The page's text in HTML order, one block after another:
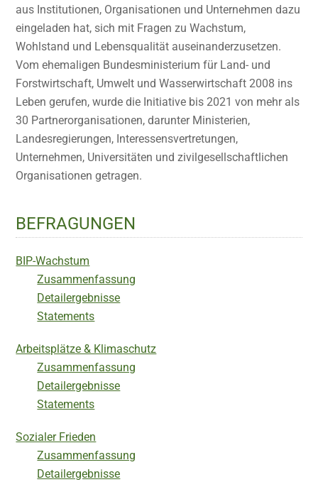
aus Institutionen, Organisationen und Unternehmen dazu
eingeladen hat, sich mit Fragen zu Wachstum,
Wohlstand und Lebensqualität auseinanderzusetzen.
Vom ehemaligen Bundesministerium für Land- und
Forstwirtschaft, Umwelt und Wasserwirtschaft 2008 ins
Leben gerufen, wurde die Initiative bis 2021 von mehr als
30 Partnerorganisationen, darunter Ministerien,
Landesregierungen, Interessensvertretungen,
Unternehmen, Universitäten und zivilgesellschaftlichen
Organisationen getragen.
BEFRAGUNGEN
BIP-Wachstum
Zusammenfassung
Detailergebnisse
Statements
Arbeitsplätze & Klimaschutz
Zusammenfassung
Detailergebnisse
Statements
Sozialer Frieden
Zusammenfassung
Detailergebnisse